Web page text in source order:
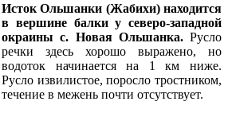
Исток Ольшанки (Жабихи) находится
в вершине балки у северо-западной
окраины с. Новая Ольшанка.Русло
речки здесь хорошо выражено, но
водоток начинается на 1 км ниже.
Русло извилистое, поросло тростником,
течение в межень почти отсутствует.